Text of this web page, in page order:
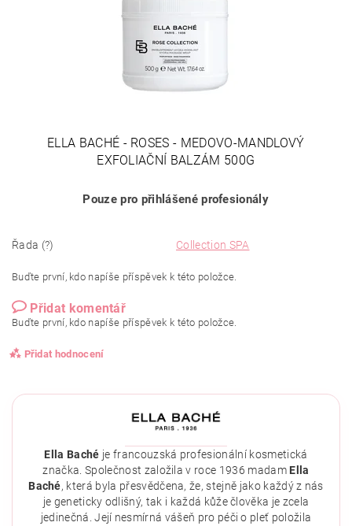
ELLA BACHÉ - ROSES - MEDOVO-MANDLOVÝ
EXFOLIAČNÍ BALZÁM 500G
Pouze pro přihlášené profesionály
Řada (?) Collection SPA
Buďte první, kdo napíše příspěvek k této položce.
Přidat komentář
Buďte první, kdo napíše příspěvek k této položce.
Přidat hodnocení
Ella Baché je francouzská profesionální kosmetická
značka. Společnost založila v roce 1936 madam Ella
Baché, která byla přesvědčena, že, stejně jako každý z nás
je geneticky odlišný, tak i každá kůže člověka je zcela
jedinečná. Její nesmírná vášeň pro péči o pleť položila